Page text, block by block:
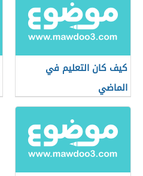
كيف كان التعليم في
الماضي